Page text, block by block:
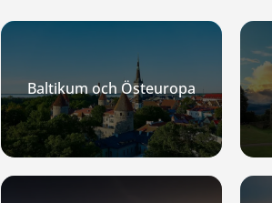
Baltikum och Östeuropa